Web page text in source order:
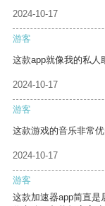
2024-10-17
游客
这款app就像我的私人
2024-10-17
游客
这款游戏的音乐非常
2024-10-17
游客
这款加速器app简直是